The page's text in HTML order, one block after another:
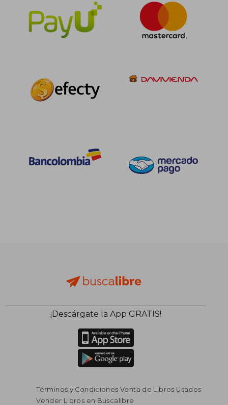
45%
dcto.
$ 168.514
$ 92.683
45%
dcto.
¡Descárgate la App GRATIS!
Términos y Condiciones Venta de Libros Usados
Vender Libros en Buscalibre